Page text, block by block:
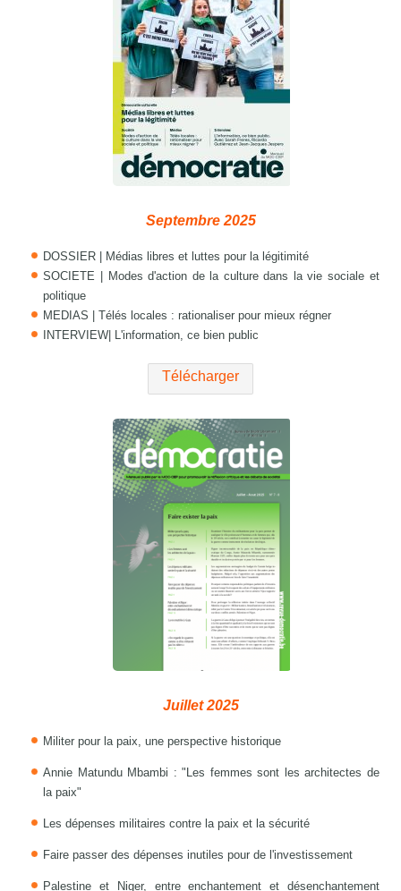
Septembre 2025
DOSSIER | Médias libres et luttes pour la légitimité
SOCIETE | Modes d'action de la culture dans la vie sociale et
politique
MEDIAS | Télés locales : rationaliser pour mieux régner
INTERVIEW| L'information, ce bien public
Télécharger
Juillet 2025
Militer pour la paix, une perspective historique
Annie Matundu Mbambi : "Les femmes sont les architectes de
la paix"
Les dépenses militaires contre la paix et la sécurité
Faire passer des dépenses inutiles pour de l'investissement
Palestine et Niger, entre enchantement et désenchantement